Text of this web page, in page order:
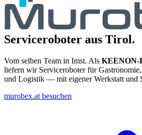
Serviceroboter aus Tirol.
Vom selben Team in Imst. Als KEENON-
liefern wir Serviceroboter für
und Logistik — mit eigener Werkstatt und
murobex.at besuchen